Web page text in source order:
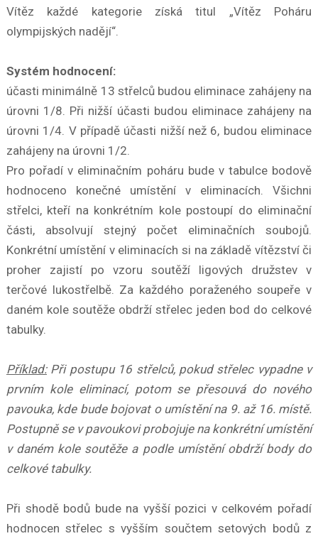
Vítěz každé kategorie získá titul „Vítěz Poháru
olympijských nadějí“.
Systém hodnocení:
účasti minimálně 13 střelců budou eliminace zahájeny na
úrovni 1/8. Při nižší účasti budou eliminace zahájeny na
úrovni 1/4. V případě účasti nižší než 6, budou eliminace
zahájeny na úrovni 1/2.
Pro pořadí v eliminačním poháru bude v tabulce bodově
hodnoceno konečné umístění v eliminacích. Všichni
střelci, kteří na konkrétním kole postoupí do eliminační
části, absolvují stejný počet eliminačních soubojů.
Konkrétní umístění v eliminacích si na základě vítězství či
proher zajistí po vzoru soutěží ligových družstev v
terčové lukostřelbě. Za každého poraženého soupeře v
daném kole soutěže obdrží střelec jeden bod do celkové
tabulky.
Příklad:Při postupu 16 střelců, pokud střelec vypadne v
prvním kole eliminací, potom se přesouvá do nového
pavouka, kde bude bojovat o umístění na 9. až 16. místě.
Postupně se v pavoukovi probojuje na konkrétní umístění
v daném kole soutěže a podle umístění obdrží body do
celkové tabulky.
Při shodě bodů bude na vyšší pozici v celkovém pořadí
hodnocen střelec s vyšším součtem setových bodů z